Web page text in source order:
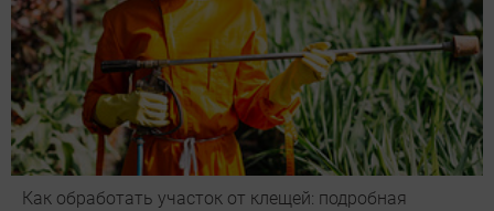
Как обработать участок от клещей: подробная